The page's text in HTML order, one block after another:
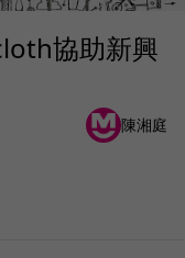
協助新興
陳湘庭